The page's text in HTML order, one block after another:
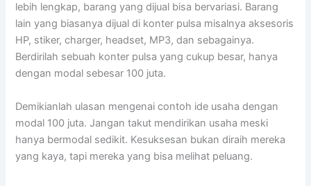
lebih lengkap, barang yang dijual bisa bervariasi. Barang
lain yang biasanya dijual di konter pulsa misalnya aksesoris
HP, stiker, charger, headset, MP3, dan sebagainya.
Berdirilah sebuah konter pulsa yang cukup besar, hanya
dengan modal sebesar 100 juta.
Demikianlah ulasan mengenai contoh ide usaha dengan
modal 100 juta. Jangan takut mendirikan usaha meski
hanya bermodal sedikit. Kesuksesan bukan diraih mereka
yang kaya, tapi mereka yang bisa melihat peluang.